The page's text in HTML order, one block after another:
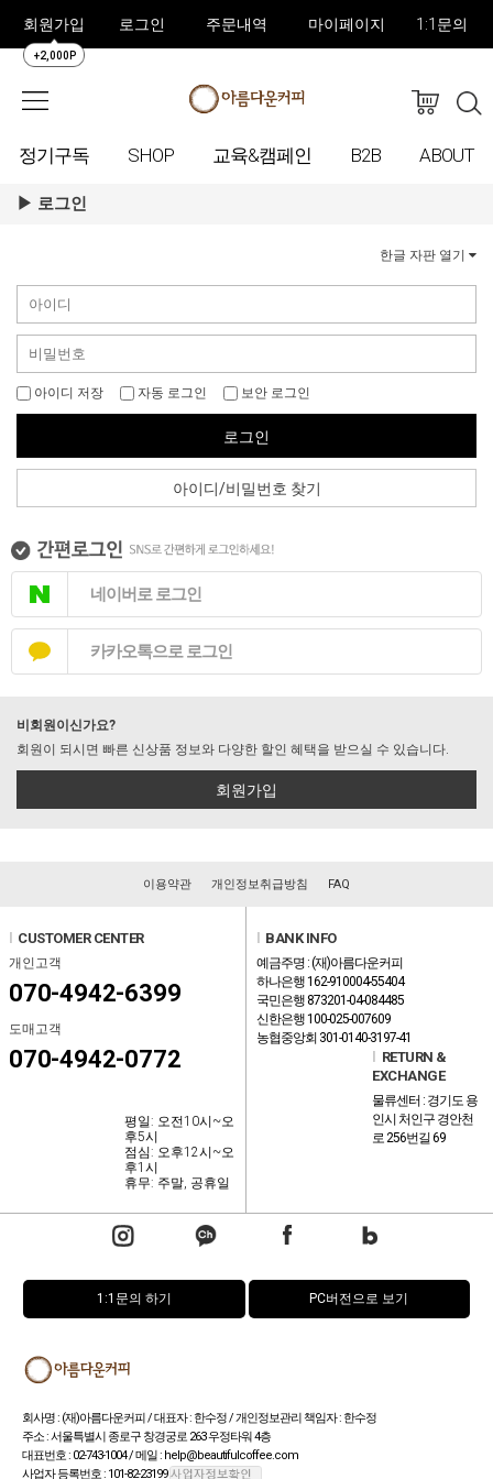
회원가입
+2,000P
로그인 주문내역 마이페이지 1:1문의
정기구독 SHOP 교육&캠페인 B2B ABOUT
로그인
한글 자판 열기
아이디 저장 자동 로그인 보안 로그인
로그인
아이디/비밀번호 찾기
네이버로 로그인
카카오톡으로 로그인
비회원이신가요?
회원이 되시면 빠른 신상품 정보와 다양한 할인 혜택을 받으실 수 있습니다.
회원가입
이용약관 개인정보취급방침 FAQ
CUSTOMER CENTER
개인고객
070-4942-6399
도매고객
070-4942-0772
평일: 오전10시~오
후5시
점심: 오후12시~오
후1시
휴무: 주말, 공휴일
BANK INFO
예금주명 : (재)아름다운커피
하나은행 162-910004-55404
국민은행 873201-04-084485
신한은행 100-025-007609
농협중앙회 301-0140-3197-41
RETURN &
EXCHANGE
물류센터 : 경기도 용
인시 처인구 경안천
로 256번길 69
1:1문의 하기 PC버전으로 보기
회사명 : (재)아름다운커피 / 대표자 : 한수정 / 개인정보관리 책임자 : 한수정
주소 : 서울특별시 종로구 창경궁로 263 우정타워 4층
대표번호 : 02-743-1004 / 메일 : help@beautifulcoffee.com
사업자 등록번호 : 101-82-23199